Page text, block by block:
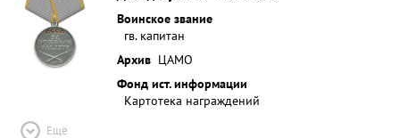
Воинское звание
гв. капитан
Архив ЦАМО
Фонд ист. информации
Картотека награждений
Ещё